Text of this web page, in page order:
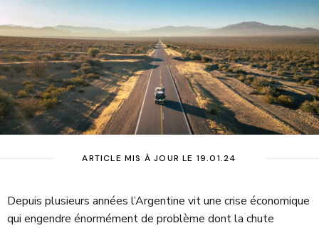
ARTICLE MIS À JOUR LE 19.01.24
Depuis plusieurs années l’Argentine vit une crise économique
qui engendre énormément de problème dont la chute